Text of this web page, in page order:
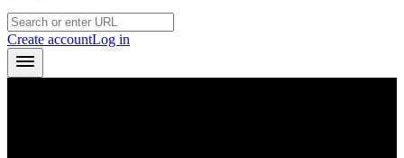
Create accountLog in